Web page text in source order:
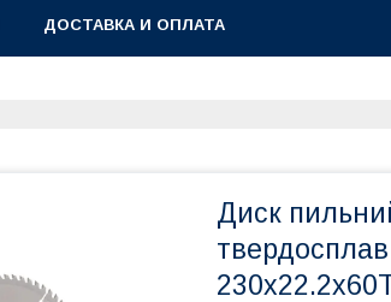
ДОСТАВКА И ОПЛАТА
Диск